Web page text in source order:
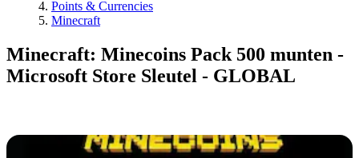
Points & Currencies
Minecraft
Minecraft: Minecoins Pack 500 munten -
Microsoft Store Sleutel - GLOBAL